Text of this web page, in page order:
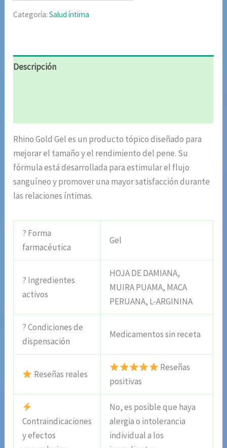
$106.82.
Categoría:Salud íntima
Descripción
Rhino Gold Gel es un producto tópico diseñado para
mejorar el tamaño y el rendimiento del pene. Su
fórmula está desarrollada para estimular el flujo
sanguíneo y promover una mayor satisfacción durante
las relaciones íntimas.
? Forma
farmacéutica
Gel
? Ingredientes
activos
HOJA DE DAMIANA,
MUIRA PUAMA, MACA
PERUANA, L-ARGININA
? Condiciones de
dispensación
Medicamentos sin receta
Reseñas reales
Reseñas
positivas
Contraindicaciones
y efectos
No, es posible que haya
alergia o intolerancia
individual a los